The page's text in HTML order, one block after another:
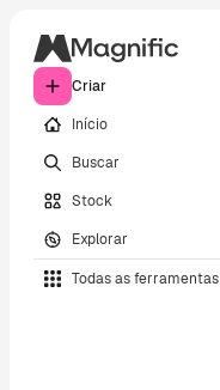
Criar
Início
Buscar
Stock
Explorar
Todas as ferramentas